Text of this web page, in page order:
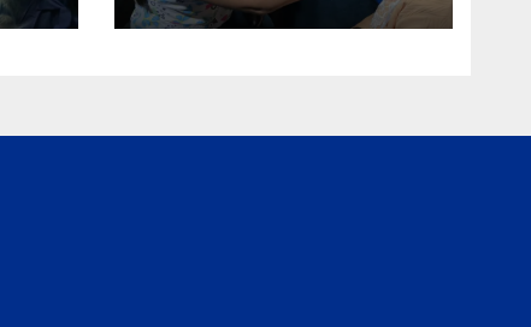
de Rehabilitación J.J.